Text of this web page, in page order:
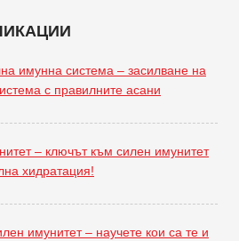
имунна система – засилване на
с правилните асани
– ключът към силен имунитет
хидратация!
имунитет – научете кои са те и